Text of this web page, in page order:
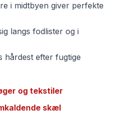
i midtbyen giver perfekte
langs fodlister og i
hårdest efter fugtige
og tekstiler
skæl